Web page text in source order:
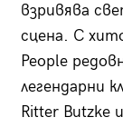
взривява
сцена. С
People
легендарни
Ritter Butzke